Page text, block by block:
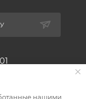
нашими